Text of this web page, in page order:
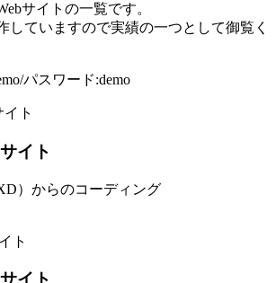
サイトの一覧です。
していますので実績の一つとして御覧く
パスワード:demo
イト
）からのコーディング
イト